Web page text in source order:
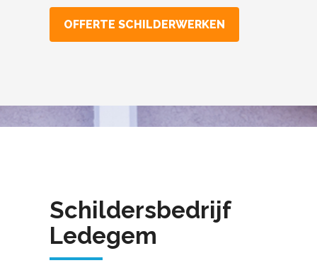
OFFERTE SCHILDERWERKEN
Schildersbedrijf
Ledegem